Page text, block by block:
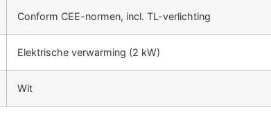
Conform CEE-normen, incl. TL-verlichting
Elektrische verwarming (2 kW)
Wit